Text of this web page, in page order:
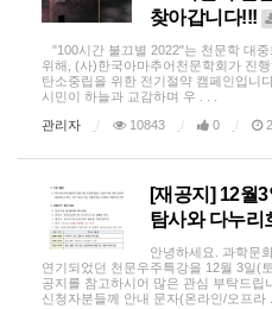
찾아갑니다!!!
"100시간 불끄별 2022"는 천문학 대
위해, (사)한국아마추어천문학회가 진
탄소중립을 위한 전기절약 캠페인입니
시민이 하늘과 교감하며 우 . . .
관리자
10843 0
[재공지] 12월
탐사와 다누리
안녕하세요. 과학문
연기되었던 천문우주특강을 12월 3일(
공지를 참고하시어 많은 관심 부탁드립
신청자분들께 안내 문자(온라인/오프라 .